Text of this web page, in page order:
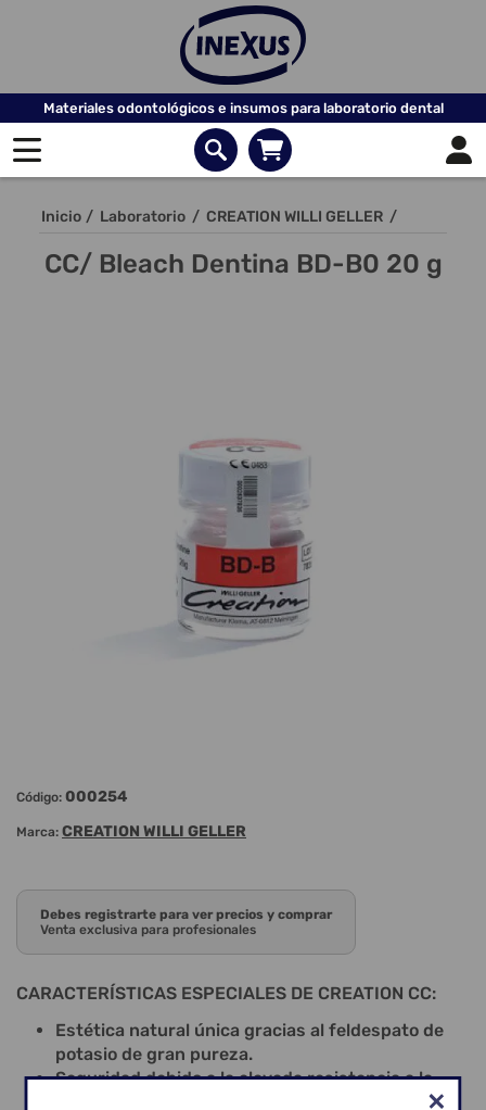
Materiales odontológicos e insumos para laboratorio dental
Inicio / Laboratorio / CREATION WILLI GELLER /
CC/ Bleach Dentina BD-B0 20 g
Código: 000254
Marca: CREATION WILLI GELLER
Debes registrarte para ver precios y comprar
Venta exclusiva para profesionales
CARACTERÍSTICAS ESPECIALES DE CREATION CC:
Estética natural única gracias al feldespato de
potasio de gran pureza.
Seguridad debido a la elevada resistencia a la